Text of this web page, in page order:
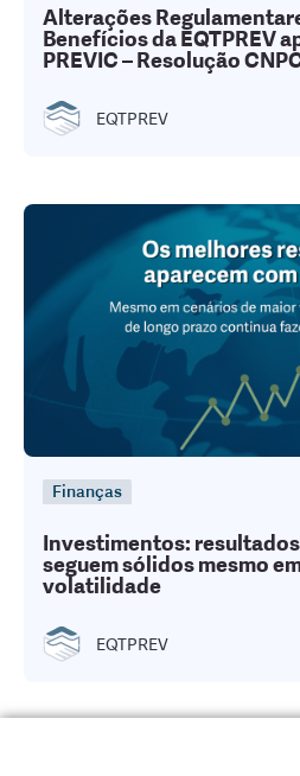
Alterações
Benefícios da EQTPREV
PREVIC – Resolução
EQTPREV
Finanças
Investimentos:
seguem sólidos mesmo
volatilidade
EQTPREV